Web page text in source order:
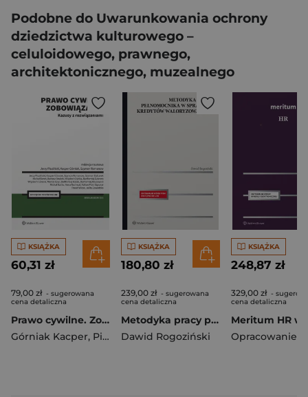
Podobne do Uwarunkowania ochrony
dziedzictwa kulturowego –
celuloidowego, prawnego,
architektonicznego, muzealnego
KSIĄŻKA
60,31 zł
79,00 zł - sugerowana
cena detaliczna
Prawo cywilne. Zobowiązania. Kazusy z rozwiązaniami
Górniak Kacper, Pisuliński Jerzy ,Romano Szymon
KSIĄŻKA
180,80 zł
239,00 zł - sugerowana
cena detaliczna
Metodyka pracy pełnomocnika w sprawach kredytów waloryzowanych
Dawid Rogoziński
KSIĄŻKA
248,87 zł
329,00 zł -
cena detaliczna